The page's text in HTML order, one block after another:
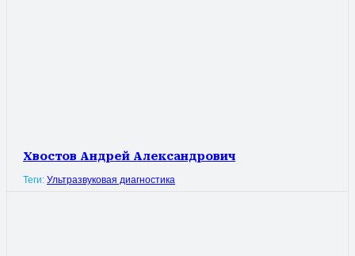
Хвостов Андрей Александрович
Теги: Ультразвуковая диагностика